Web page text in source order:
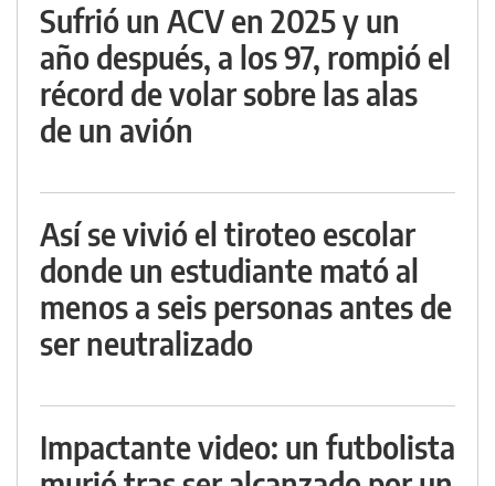
Sufrió un ACV en 2025 y un
año después, a los 97, rompió el
récord de volar sobre las alas
de un avión
Así se vivió el tiroteo escolar
donde un estudiante mató al
menos a seis personas antes de
ser neutralizado
Impactante video: un futbolista